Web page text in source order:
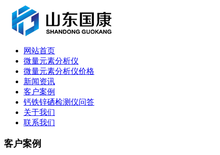
网站首页
微量元素分析仪
微量元素分析仪价格
新闻资讯
客户案例
钙铁锌硒检测仪问答
关于我们
联系我们
客户案例